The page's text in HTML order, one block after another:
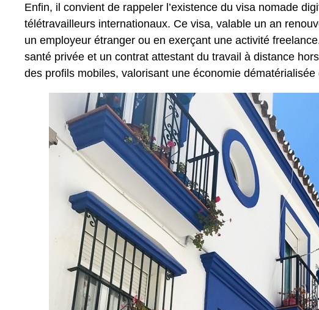
Enfin, il convient de rappeler l’existence du visa nomade
télétravailleurs internationaux. Ce visa, valable un an
un employeur étranger ou en exerçant une activité
santé privée et un contrat attestant du travail à distance
des profils mobiles, valorisant une économie dématérialisée